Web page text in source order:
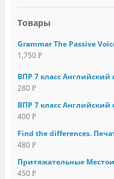
Товары
Grammar The Passive
1,750 Р
ВПР 7 класс Английский
280 Р
ВПР 7 класс
400 Р
Find the differences.
480 Р
Притяжательные
450 Р